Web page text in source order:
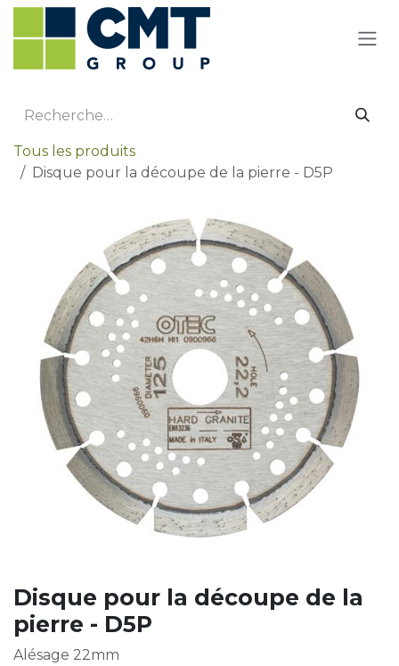
Se rendre au contenu
Tous les produits
Disque pour la découpe de la pierre - D5P
Disque pour la découpe de la
pierre - D5P
Alésage 22mm